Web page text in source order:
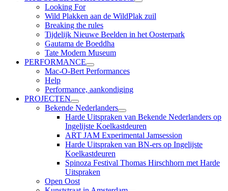
submenu
uitvouwen
Looking For
Wild Plakken aan de WildPlak zuil
Breaking the rules
Tijdelijk Nieuwe Beelden in het Oosterpark
Gautama de Boeddha
Tate Modern Museum
PERFORMANCE
submenu
uitvouwen
Mac-O-Bert Performances
Help
Performance, aankondiging
PROJECTEN
submenu
uitvouwen
Bekende Nederlanders
submenu
uitvouwen
Harde Uitspraken van Bekende Nederlanders op
Ingelijste Koelkastdeuren
ART JAM Experimental Jamsession
Harde Uitspraken van BN-ers op Ingelijste
Koelkastdeuren
Spinoza Festival Thomas Hirschhorn met Harde
Uitspraken
Open Oost